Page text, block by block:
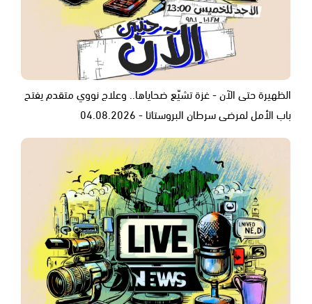
الظهيرة حتى الآن - غزة تشيّع ضحاياها.. وعلاج نووي متقدم يفتح
باب الأمل لمرضى سرطان البروستاتا - 04.08.2026